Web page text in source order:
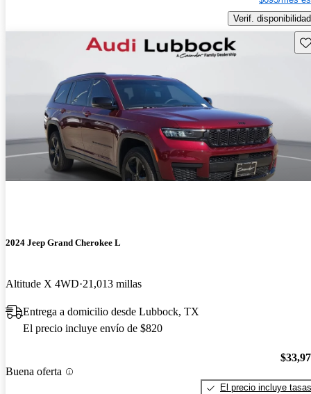
Verif. disponibilidad
2024 Jeep Grand Cherokee L
Altitude X 4WD 21,013 millas
Entrega a domicilio desde Lubbock, TX
El precio incluye envío de $820
Buena oferta
El precio incluye tasas